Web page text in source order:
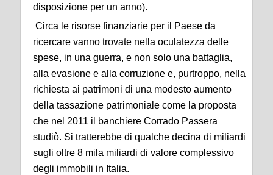
disposizione per un anno).
Circa le risorse finanziarie per il Paese da
ricercare vanno trovate nella oculatezza delle
spese, in una guerra, e non solo una battaglia,
alla evasione e alla corruzione e, purtroppo, nella
richiesta ai patrimoni di una modesto aumento
della tassazione patrimoniale come la proposta
che nel 2011 il banchiere Corrado Passera
studiò. Si tratterebbe di qualche decina di miliardi
sugli oltre 8 mila miliardi di valore complessivo
degli immobili in Italia.